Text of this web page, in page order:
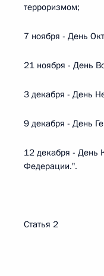
терроризмом;
7 ноября - День
21 ноября - День
3 декабря - День
9 декабря - День
12 декабря - День
Федерации.".
Статья 2